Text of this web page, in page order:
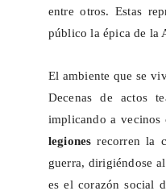
entre otros. Estas
público la épica de la
El ambiente que se
Decenas de actos
implicando a
legiones recorren la
guerra, dirigiéndose al
es el corazón social